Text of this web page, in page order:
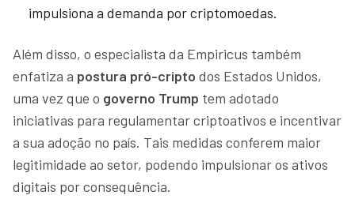
impulsiona a demanda por criptomoedas.
Além disso, o especialista da Empiricus também
enfatiza a postura pró-cripto dos Estados Unidos,
uma vez que o governo Trump tem adotado
iniciativas para regulamentar criptoativos e incentivar
a sua adoção no país. Tais medidas conferem maior
legitimidade ao setor, podendo impulsionar os ativos
digitais por consequência.